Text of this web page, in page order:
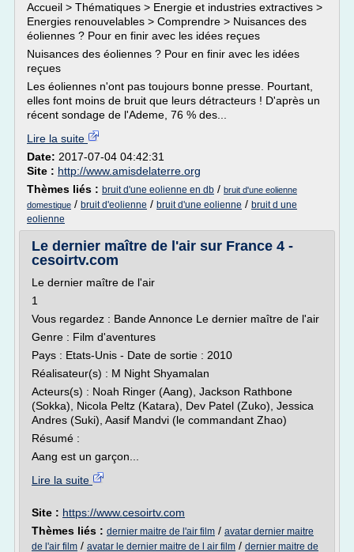
Accueil > Thématiques > Energie et industries extractives >
Energies renouvelables > Comprendre > Nuisances des
éoliennes ? Pour en finir avec les idées reçues
Nuisances des éoliennes ? Pour en finir avec les idées
reçues
Les éoliennes n'ont pas toujours bonne presse. Pourtant,
elles font moins de bruit que leurs détracteurs ! D'après un
récent sondage de l'Ademe, 76 % des...
Lire la suite
Date: 2017-07-04 04:42:31
Site : http://www.amisdelaterre.org
Thèmes liés : bruit d'une eolienne en db / bruit d'une eolienne
domestique / bruit d'eolienne / bruit d'une eolienne / bruit d une
eolienne
Le dernier maître de l'air sur France 4 -
cesoirtv.com
Le dernier maître de l'air
1
Vous regardez : Bande Annonce Le dernier maître de l'air
Genre : Film d'aventures
Pays : Etats-Unis - Date de sortie : 2010
Réalisateur(s) : M Night Shyamalan
Acteurs(s) : Noah Ringer (Aang), Jackson Rathbone
(Sokka), Nicola Peltz (Katara), Dev Patel (Zuko), Jessica
Andres (Suki), Aasif Mandvi (le commandant Zhao)
Résumé :
Aang est un garçon...
Lire la suite
Site : https://www.cesoirtv.com
Thèmes liés : dernier maitre de l'air film / avatar dernier maitre
de l'air film / avatar le dernier maitre de l air film / dernier maitre de